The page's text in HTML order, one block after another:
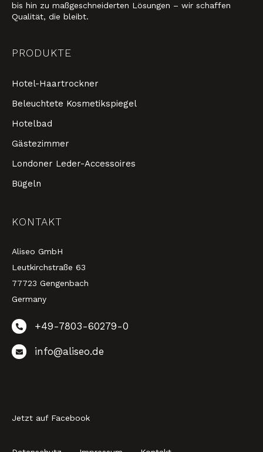
bis hin zu maßgeschneiderten Lösungen – wir schaffen
Qualität, die bleibt.
PRODUKTE
Hotel-Haartrockner
Beleuchtete Kosmetikspiegel
Hotelbad
Gästezimmer
Londoner Leder-Accessoires
Bügeln
KONTAKT
Aliseo GmbH
Leutkirchstraße 63
77723 Gengenbach
Germany
+49-7803-60279-0
info@aliseo.de
Jetzt auf Facebook